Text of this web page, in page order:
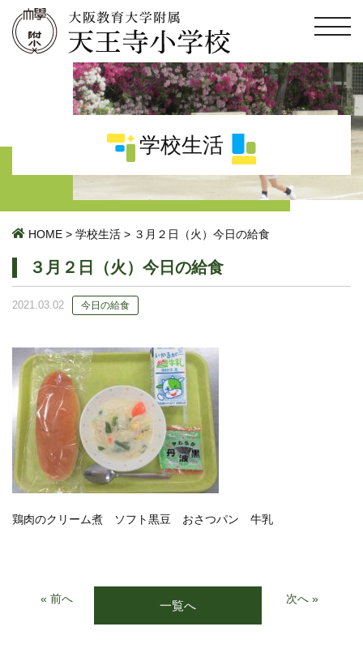
学校生活
HOME > 学校生活 > ３月２日（火）今日の給食
３月２日（火）今日の給食
2021.03.02 今日の給食
鶏肉のクリーム煮 ソフト黒豆 おさつパン 牛乳
« 前へ 一覧へ 次へ »